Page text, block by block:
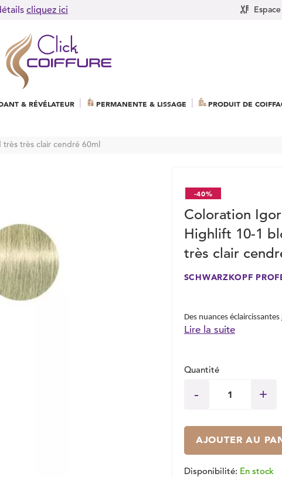
cliquez ici
& RÉVÉLATEUR PERMANENTE & LISSAGE PRODUIT DE
très clair cendré 60ml
-40%
Coloration
Highlift 10-1
très clair
SCHWARZKOPF
Des nuances
Lire la suite
Quantité
AJOUTER AU
Disponibilité: En stock